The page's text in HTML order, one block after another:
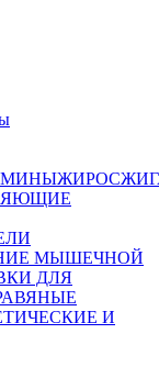
МЫШЕЧНОЙ
ДЛЯ
И